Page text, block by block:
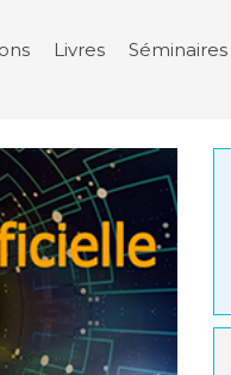
Livres Séminaires